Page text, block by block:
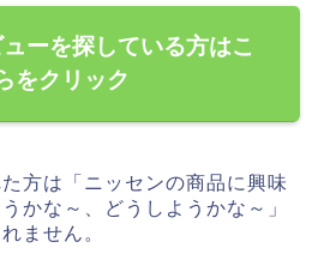
ーを探している方はこ
をクリック
方は「ニッセンの商品に興味
かな～、どうしようかな～」
ません。